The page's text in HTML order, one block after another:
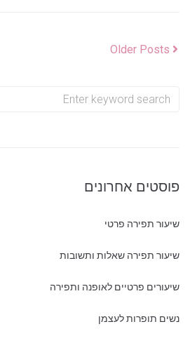
פוסטים אחרונים
שיעור תפירה פרטי
שיעור תפירה שאלות ותשובות
שיעורים פרטיים לאופנה ותפירה
נשים תופרות לעצמן